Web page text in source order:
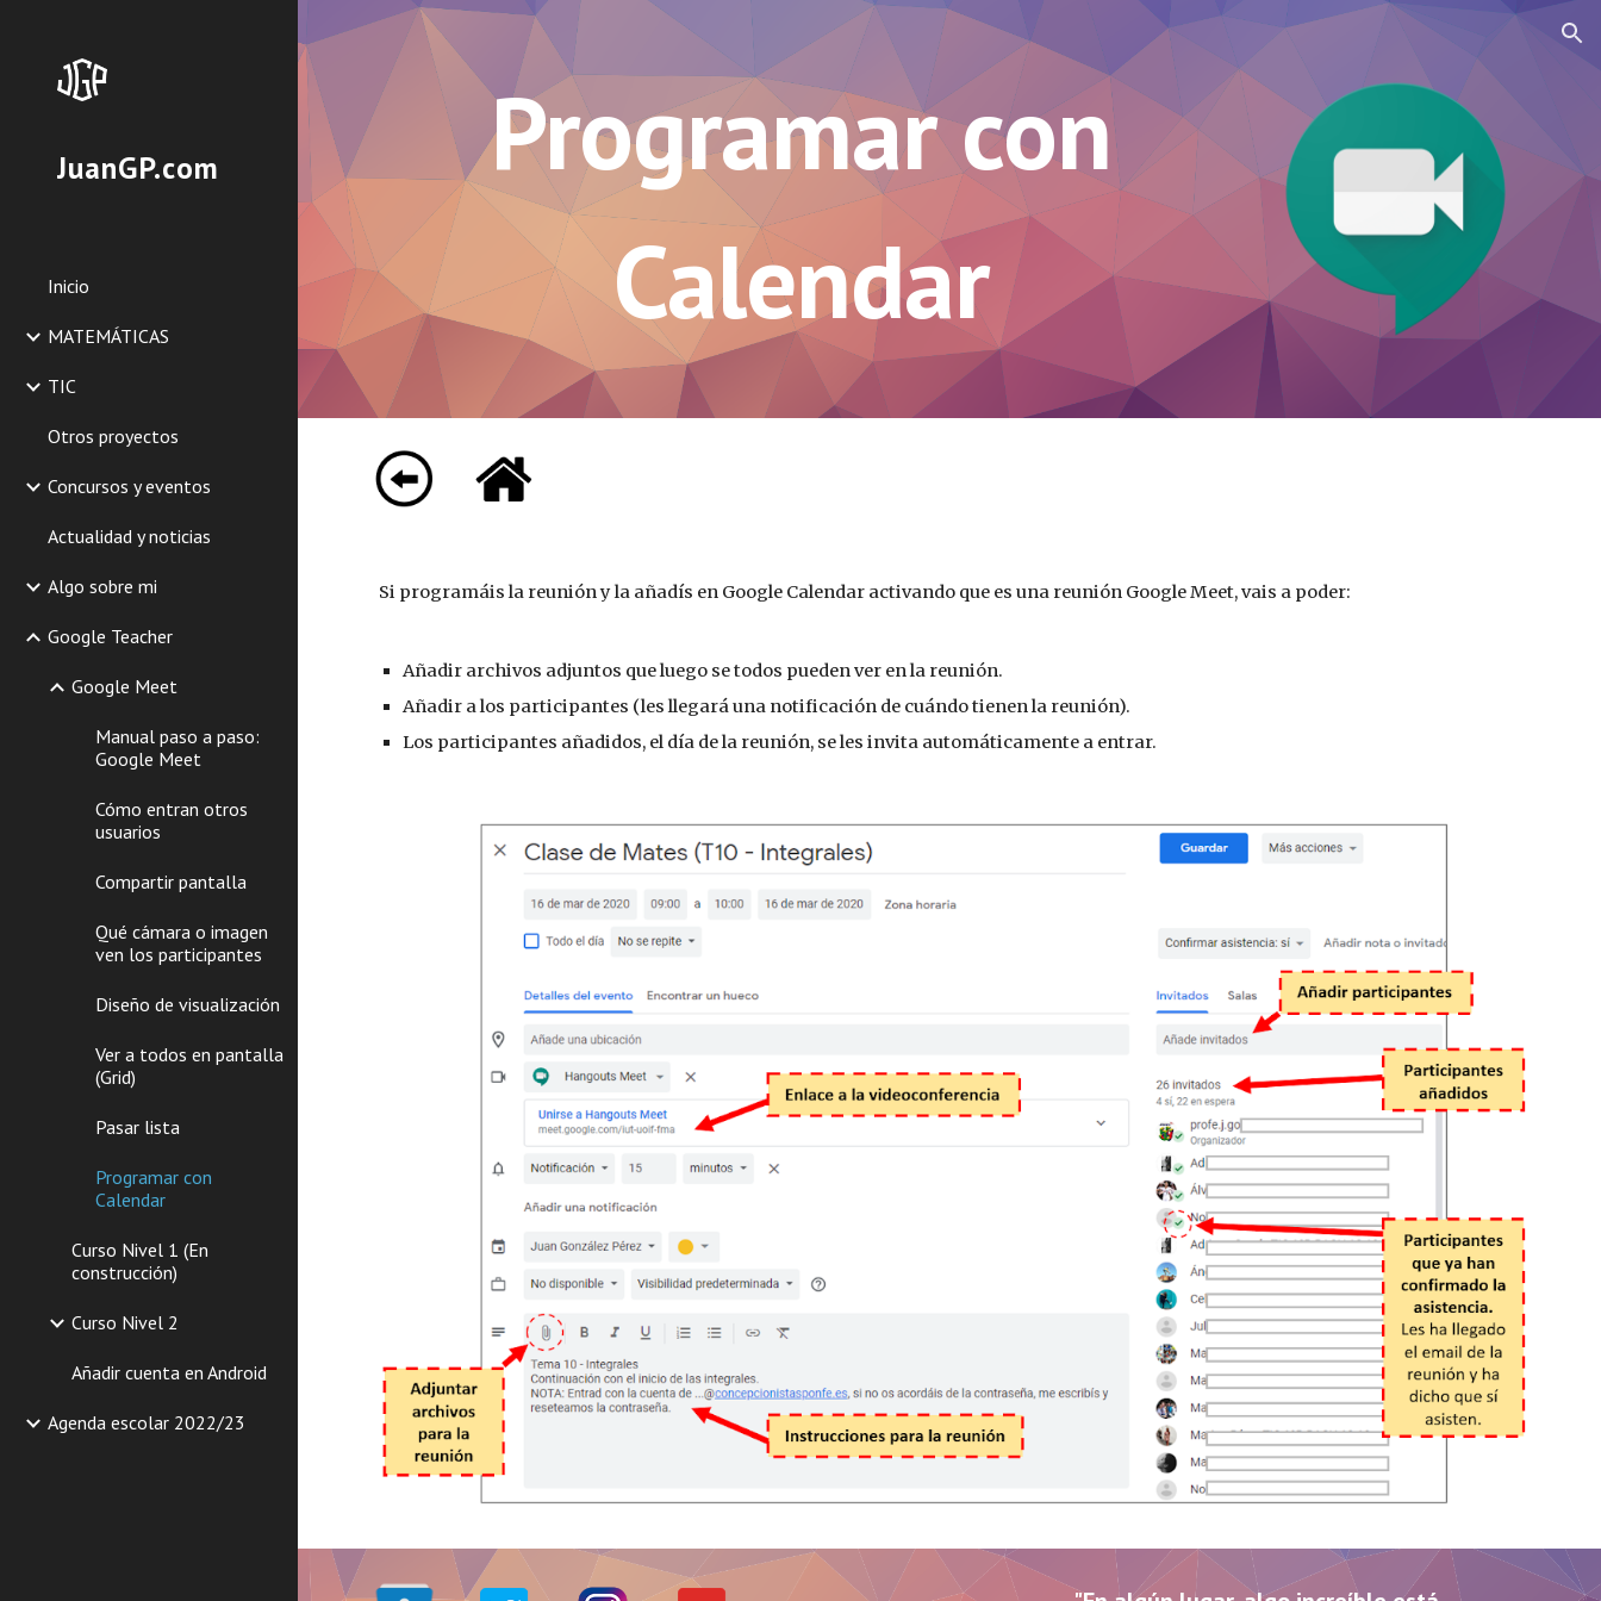
Skip to main content Skip to navigation
JuanGP.com
Inicio
MATEMÁTICAS
TIC
Otros proyectos
Concursos y eventos
Actualidad y noticias
Algo sobre mi
Google Teacher
Google Meet
Manual paso a paso:
Google Meet
Cómo entran otros
usuarios
Compartir pantalla
Qué cámara o imagen
ven los participantes
Diseño de visualización
Ver a todos en pantalla
(Grid)
Pasar lista
Programar con
Calendar
Curso Nivel 1 (En
construcción)
Curso Nivel 2
Añadir cuenta en Android
Agenda escolar 2022/23
Programar con
Calendar
Si programáis la reunión y la añadís en Google Calendar activando que es una reunión Google Meet, vais a poder:
Añadir archivos adjuntos que luego se todos pueden ver en la reunión.
Añadir a los participantes (les llegará una notificación de cuándo tienen la reunión).
Los participantes añadidos, el día de la reunión, se les invita automáticamente a entrar.